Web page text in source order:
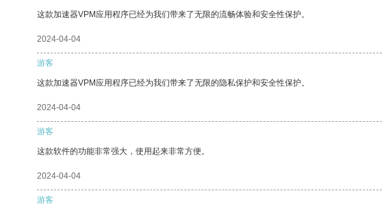
这款加速器VPM应用程序已经为我们带来了无限的流畅体验和安全性保护。
2024-04-04
游客
这款加速器VPM应用程序已经为我们带来了无限的隐私保护和安全性保护。
2024-04-04
游客
这款软件的功能非常强大，使用起来非常方便。
2024-04-04
游客